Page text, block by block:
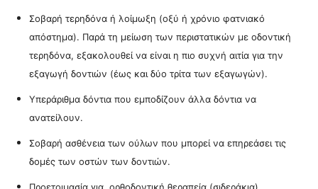
Σοβαρή τερηδόνα ή λοίμωξη (οξύ ή χρόνιο φατνιακό
απόστημα). Παρά τη μείωση των περιστατικών με οδοντική
τερηδόνα, εξακολουθεί να είναι η πιο συχνή αιτία για την
εξαγωγή δοντιών (έως και δύο τρίτα των εξαγωγών).
Υπεράριθμα δόντια που εμποδίζουν άλλα δόντια να
ανατείλουν.
Σοβαρή ασθένεια των ούλων που μπορεί να επηρεάσει τις
δομές των οστών των δοντιών.